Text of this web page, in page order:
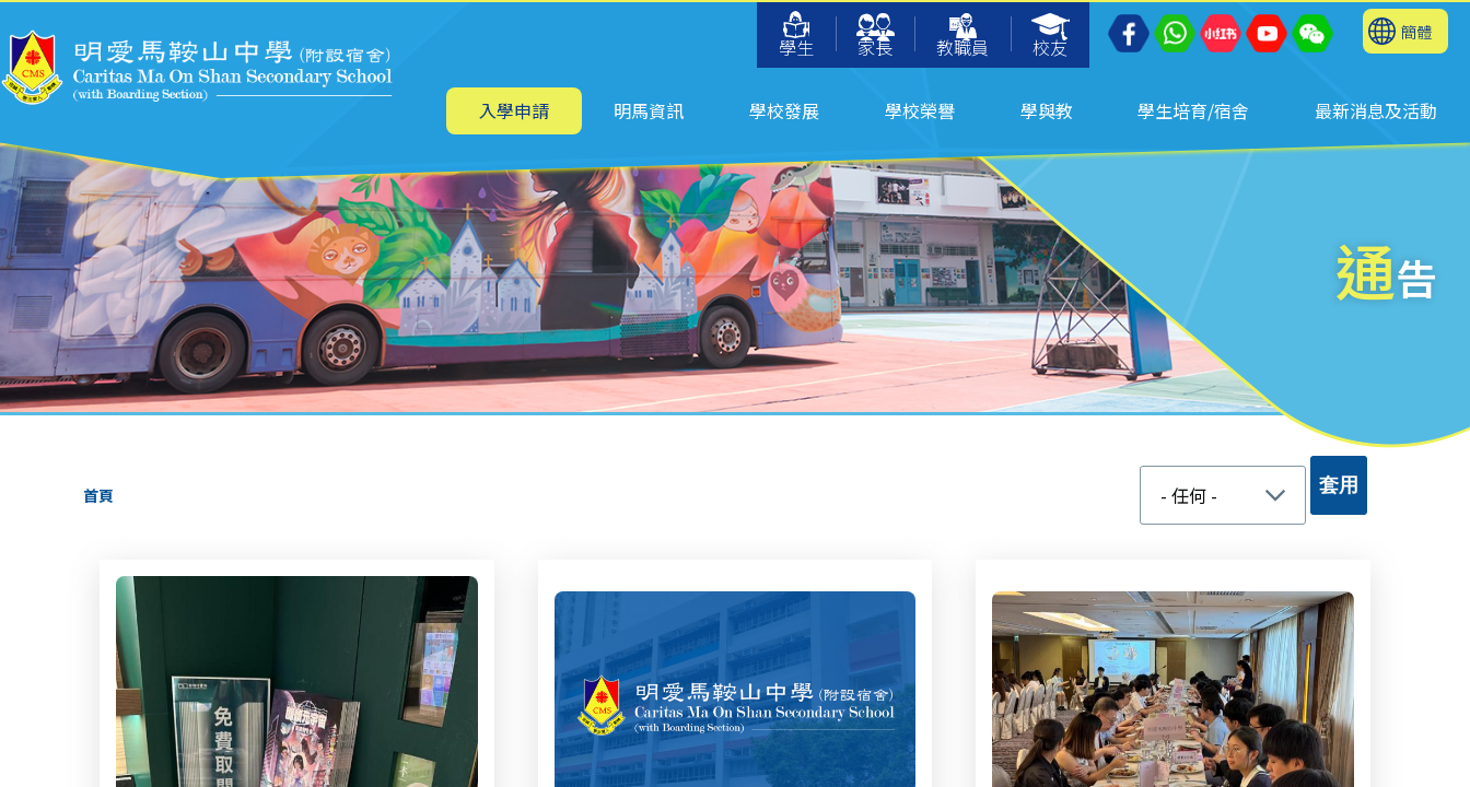
學生
家長 教職員 校友
簡體
主
航 入學申請 明馬資訊 學校發展 學校榮譽 學與教 學生培育/宿舍 最新消息及活動
通告
導
連
結
首頁